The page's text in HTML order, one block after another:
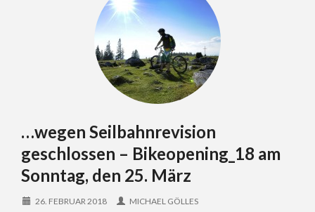
…wegen Seilbahnrevision
geschlossen – Bikeopening_18 am
Sonntag, den 25. März
26. FEBRUAR 2018 MICHAEL GÖLLES